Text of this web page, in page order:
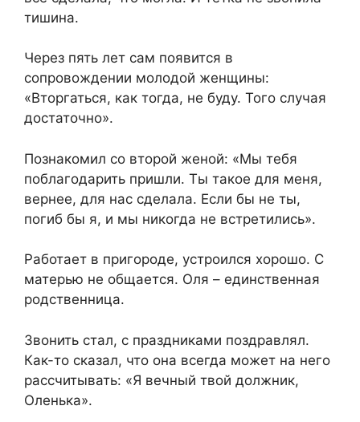
тишина.
Через пять лет сам появится в
сопровождении молодой женщины:
«Вторгаться, как тогда, не буду. Того случая
достаточно».
Познакомил со второй женой: «Мы тебя
поблагодарить пришли. Ты такое для меня,
вернее, для нас сделала. Если бы не ты,
погиб бы я, и мы никогда не встретились».
Работает в пригороде, устроился хорошо. С
матерью не общается. Оля – единственная
родственница.
Звонить стал, с праздниками поздравлял.
Как-то сказал, что она всегда может на него
рассчитывать: «Я вечный твой должник,
Оленька».